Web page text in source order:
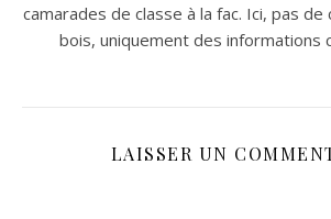
camarades de classe à la fac. Ici, pas de
bois, uniquement des informations
LAISSER UN